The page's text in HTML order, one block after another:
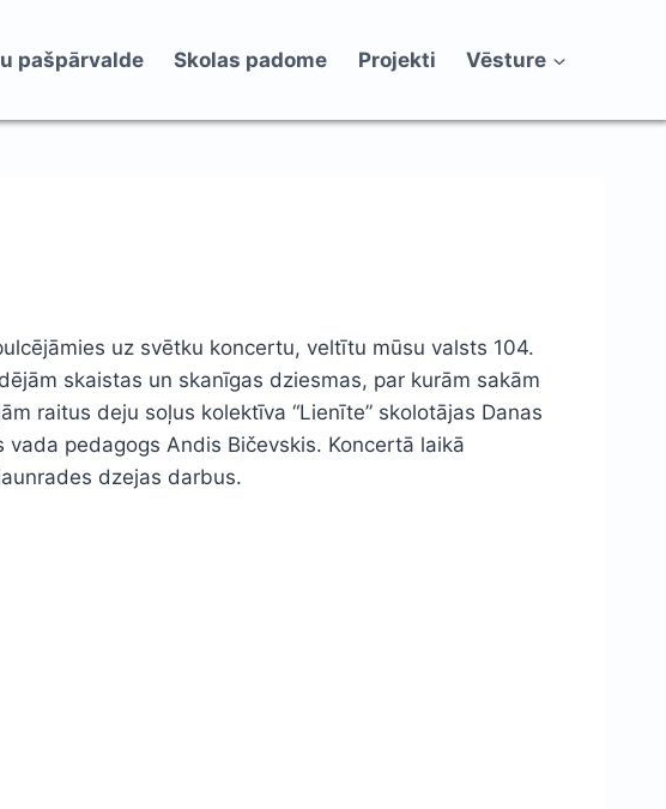
pašpārvalde Skolas padome Projekti Vēsture
uz svētku koncertu, veltītu mūsu valsts 104.
skaistas un skanīgas dziesmas, par kurām sakām
raitus deju soļus kolektīva “Lienīte” skolotājas Danas
pedagogs Andis Bičevskis. Koncertā laikā
dzejas darbus.